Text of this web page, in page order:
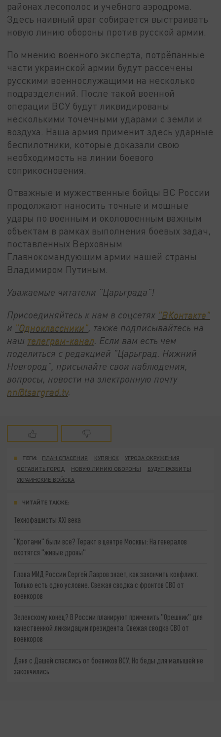
районах лесополос и учебного аэродрома.
Здесь наивный враг собирается выстраивать
новую линию обороны против русской армии.
По мнению военного эксперта, потрёпанные
части украинской армии будут рассечены
русскими военнослужащими на несколько
подразделений. После такой военной
операции ВСУ будут ликвидированы
несколькими точечными ударами с земли и
воздуха. Наша армия применит здесь ударные
беспилотники, которые доказали свою
необходимость на линии боевого
соприкосновения.
Отважные и мужественные бойцы ВС России
продолжают наносить точные и мощные
удары по военным и околовоенным важным
объектам в рамках выполнения боевых задач,
поставленных Верховным
Главнокомандующим армии нашей страны
Владимиром Путиным.
Уважаемые читатели "Царьграда"!
Присоединяйтесь к нам в соцсетях "ВКонтакте"
и "Одноклассники", также подписывайтесь на
наш телеграм-канал. Если вам есть чем
поделиться с редакцией "Царьград. Нижний
Новгород", присылайте свои наблюдения,
вопросы, новости на электронную почту
nn@tsargrad.tv.
ТЕГИ: ПЛАН СПАСЕНИЯ КУПЯНСК
УГРОЗА ОКРУЖЕНИЯ
ОСТАВИТЬ ГОРОД
НОВУЮ ЛИНИЮ ОБОРОНЫ
БУДУТ РАЗБИТЫ
УКРАИНСКИЕ ВОЙСКА
ЧИТАЙТЕ ТАКЖЕ:
Технофашисты XXI века
"Кротами" были все? Теракт в центре Москвы: На генералов
охотятся "живые дроны"
Глава МИД России Сергей Лавров знает, как закончить конфликт.
Только есть одно условие. Свежая сводка с фронтов СВО от
военкоров
Зеленскому конец? В России планируют применить "Орешник" для
качественной ликвидации президента. Свежая сводка СВО от
военкоров
Даня с Дашей спаслись от боевиков ВСУ. Но беды для малышей не
закончились